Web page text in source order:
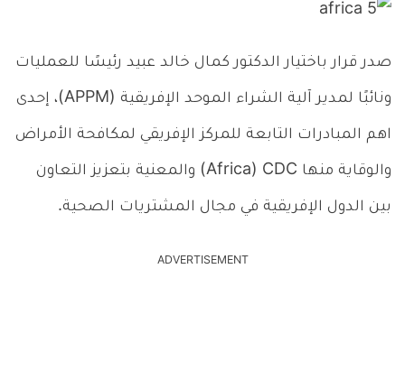
صدر قرار باختيار الدكتور كمال خالد عبيد رئيسًا للعمليات
ونائبًا لمدير آلية الشراء الموحد الإفريقية (APPM)، إحدى
اهم المبادرات التابعة للمركز الإفريقي لمكافحة الأمراض
والوقاية منها Africa) CDC) والمعنية بتعزيز التعاون
بين الدول الإفريقية في مجال المشتريات الصحية.
ADVERTISEMENT